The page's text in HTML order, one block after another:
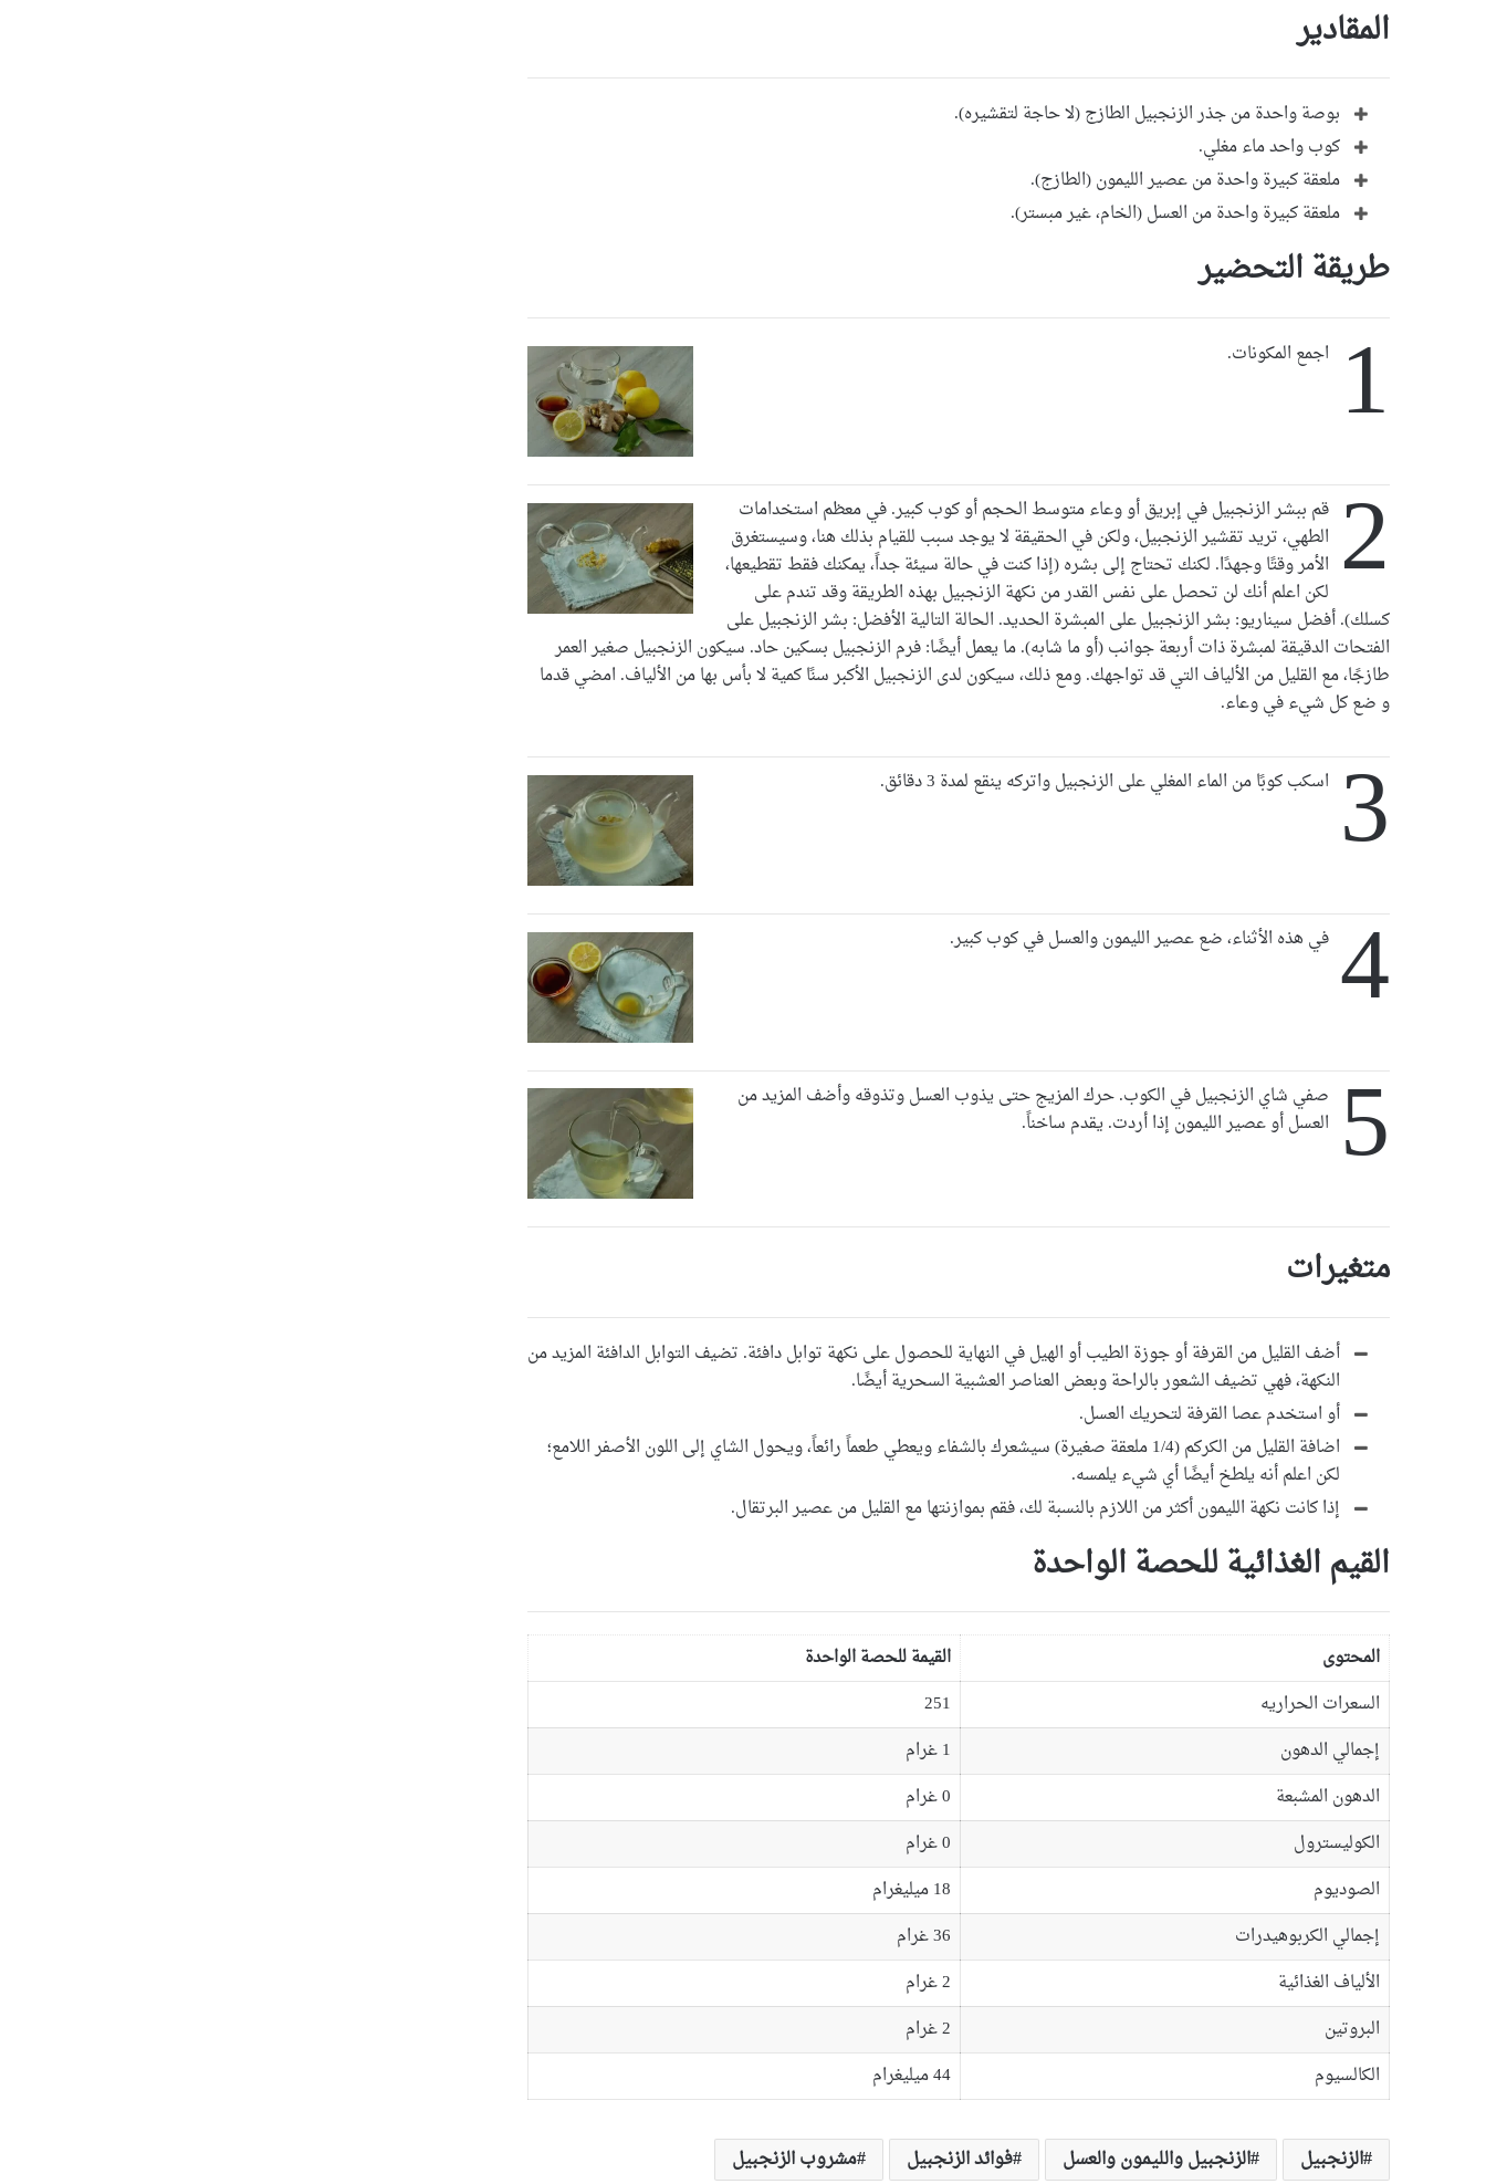
المقادير
بوصة واحدة من جذر الزنجبيل الطازج (لا حاجة لتقشيره).
كوب واحد ماء مغلي.
ملعقة كبيرة واحدة من عصير الليمون (الطازج).
ملعقة كبيرة واحدة من العسل (الخام، غير مبستر).
طريقة التحضير
1 اجمع المكونات.
2 قم ببشر الزنجبيل في إبريق أو وعاء متوسط الحجم أو كوب كبير. في معظم استخدامات
الطهي، تريد تقشير الزنجبيل، ولكن في الحقيقة لا يوجد سبب للقيام بذلك هنا، وسيستغرق
الأمر وقتًا وجهدًا. لكنك تحتاج إلى بشره (إذا كنت في حالة سيئة جداً، يمكنك فقط تقطيعها،
لكن اعلم أنك لن تحصل على نفس القدر من نكهة الزنجبيل بهذه الطريقة وقد تندم على
كسلك). أفضل سيناريو: بشر الزنجبيل على المبشرة الحديد. الحالة التالية الأفضل: بشر الزنجبيل على
الفتحات الدقيقة لمبشرة ذات أربعة جوانب (أو ما شابه). ما يعمل أيضًا: فرم الزنجبيل بسكين حاد. سيكون الزنجبيل صغير العمر
طازجًا، مع القليل من الألياف التي قد تواجهك. ومع ذلك، سيكون لدى الزنجبيل الأكبر سنًا كمية لا بأس بها من الألياف. امضي قدما
و ضع كل شيء في وعاء.
3 اسكب كوبًا من الماء المغلي على الزنجبيل واتركه ينقع لمدة 3 دقائق.
4 في هذه الأثناء، ضع عصير الليمون والعسل في كوب كبير.
5 صفي شاي الزنجبيل في الكوب. حرك المزيج حتى يذوب العسل وتذوقه وأضف المزيد من
العسل أو عصير الليمون إذا أردت. يقدم ساخناً.
متغيرات
أضف القليل من القرفة أو جوزة الطيب أو الهيل في النهاية للحصول على نكهة توابل دافئة. تضيف التوابل الدافئة المزيد من
النكهة، فهي تضيف الشعور بالراحة وبعض العناصر العشبية السحرية أيضًا.
أو استخدم عصا القرفة لتحريك العسل.
اضافة القليل من الكركم (1/4 ملعقة صغيرة) سيشعرك بالشفاء ويعطي طعماً رائعاً، ويحول الشاي إلى اللون الأصفر اللامع؛
لكن اعلم أنه يلطخ أيضًا أي شيء يلمسه.
إذا كانت نكهة الليمون أكثر من اللازم بالنسبة لك، فقم بموازنتها مع القليل من عصير البرتقال.
القيم الغذائية للحصة الواحدة
المحتوى
القيمة للحصة الواحدة
السعرات الحراريه
251
إجمالي الدهون
1 غرام
الدهون المشبعة
0 غرام
الكوليسترول
0 غرام
الصوديوم
18 ميليغرام
إجمالي الكربوهيدرات
36 غرام
الألياف الغذائية
2 غرام
البروتين
2 غرام
الكالسيوم
44 ميليغرام
الزنجبيل الزنجبيل والليمون والعسل فوائد الزنجبيل مشروب الزنجبيل